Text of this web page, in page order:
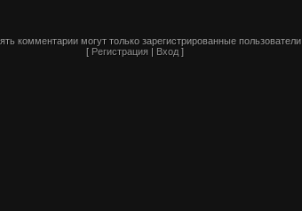
комментарии могут только зарегистрированные пользователи.
[ Регистрация | Вход ]